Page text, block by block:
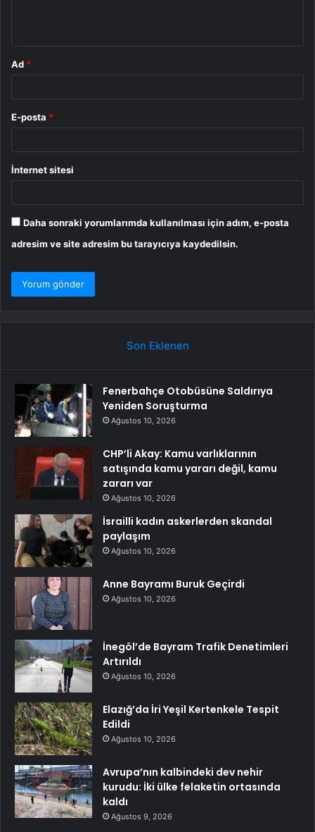
Ad *
E-posta *
İnternet sitesi
Daha sonraki yorumlarımda kullanılması için adım, e-posta
adresim ve site adresim bu tarayıcıya kaydedilsin.
Son Eklenen
Fenerbahçe Otobüsüne Saldırıya
Yeniden Soruşturma
Ağustos 10, 2026
CHP’li Akay: Kamu varlıklarının
satışında kamu yararı değil, kamu
zararı var
Ağustos 10, 2026
İsrailli kadın askerlerden skandal
paylaşım
Ağustos 10, 2026
Anne Bayramı Buruk Geçirdi
Ağustos 10, 2026
İnegöl’de Bayram Trafik Denetimleri
Artırıldı
Ağustos 10, 2026
Elazığ’da İri Yeşil Kertenkele Tespit
Edildi
Ağustos 10, 2026
Avrupa’nın kalbindeki dev nehir
kurudu: İki ülke felaketin ortasında
kaldı
Ağustos 9, 2026